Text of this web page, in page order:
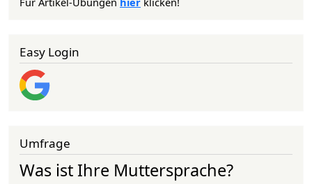
Easy Login
Umfrage
Was ist Ihre Muttersprache?